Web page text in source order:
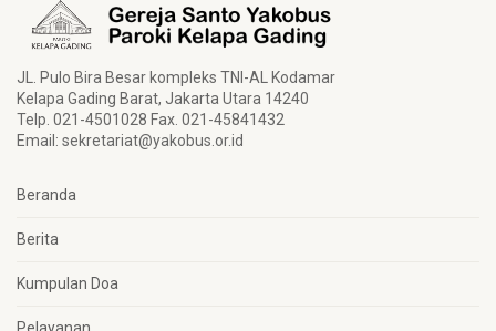
JL. Pulo Bira Besar kompleks TNI-AL Kodamar
Kelapa Gading Barat, Jakarta Utara 14240
Telp. 021-4501028 Fax. 021-45841432
Email: sekretariat@yakobus.or.id
Beranda
Berita
Kumpulan Doa
Pelayanan